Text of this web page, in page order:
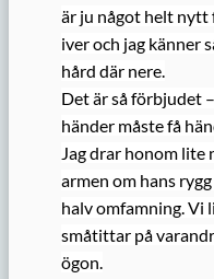
är ju något helt nytt
iver och jag känner
hård där nere.
Det är så förbjudet
händer måste få
Jag drar honom lite
armen om hans rygg
halv omfamning. Vi
småtittar på
ögon.